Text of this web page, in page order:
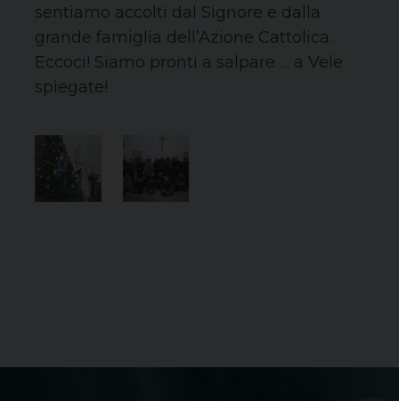
sentiamo accolti dal Signore e dalla
grande famiglia dell’Azione Cattolica.
Eccoci! Siamo pronti a salpare … a Vele
spiegate!